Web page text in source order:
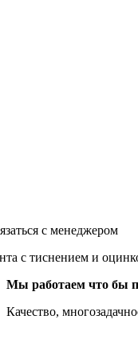
с менеджером
с тиснением и
Мы работаем что бы
Качество,